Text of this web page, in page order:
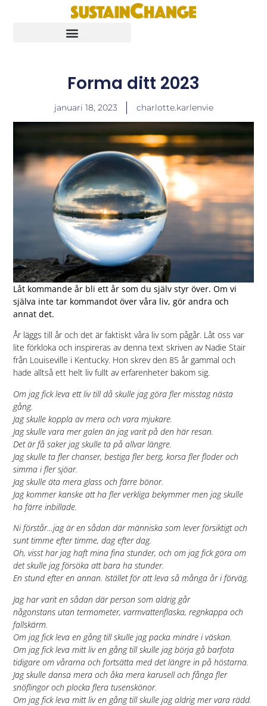
Forma ditt 2023
januari 18, 2023 charlotte.karlenvie
Låt kommande år bli ett år som du själv styr över. Om vi
själva inte tar kommandot över våra liv, gör andra och
annat det.
År läggs till år och det är faktiskt våra liv som pågår. Låt oss var
lite förkloka och inspireras av denna text skriven av Nadie Stair
från Louiseville i Kentucky. Hon skrev den 85 år gammal och
hade alltså ett helt liv fullt av erfarenheter bakom sig.
Om jag fick leva ett liv till då skulle jag göra fler misstag nästa
gång.
Jag skulle koppla av mera och vara mjukare.
Jag skulle vara mer galen än jag varit på den här resan.
Det är få saker jag skulle ta på allvar längre.
Jag skulle ta fler chanser, bestiga fler berg, korsa fler floder och
simma i fler sjöar.
Jag skulle äta mera glass och färre bönor.
Jag kommer kanske att ha fler verkliga bekymmer men jag skulle
ha färre inbillade.
Ni förstår…jag är en sådan där människa som leverförsiktigt och
sunt timme efter timme, dag efter dag.
Oh, visst har jag haft mina fina stunder,och om jag fick göra om
detskulle jag försöka att bara ha stunder.
En stund efter en annan.Istället för att leva så många år i förväg.
Jag har varit en sådan där person som aldrig går
någonstansutan termometer, varmvattenflaska, regnkappa och
fallskärm.
Om jag fick leva en gång till skulle jag packa mindre i väskan.
Om jag fick leva mitt liv en gång till skulle jag börja gå barfota
tidigare om vårarna ochfortsätta med det längre in på höstarna.
Jag skulle dansa mera och åka mera karuselloch fånga fler
snöflingor och plocka flera tusenskönor.
Om jag fick leva mitt liv en gång till skulle jag aldrig mer vara rädd.